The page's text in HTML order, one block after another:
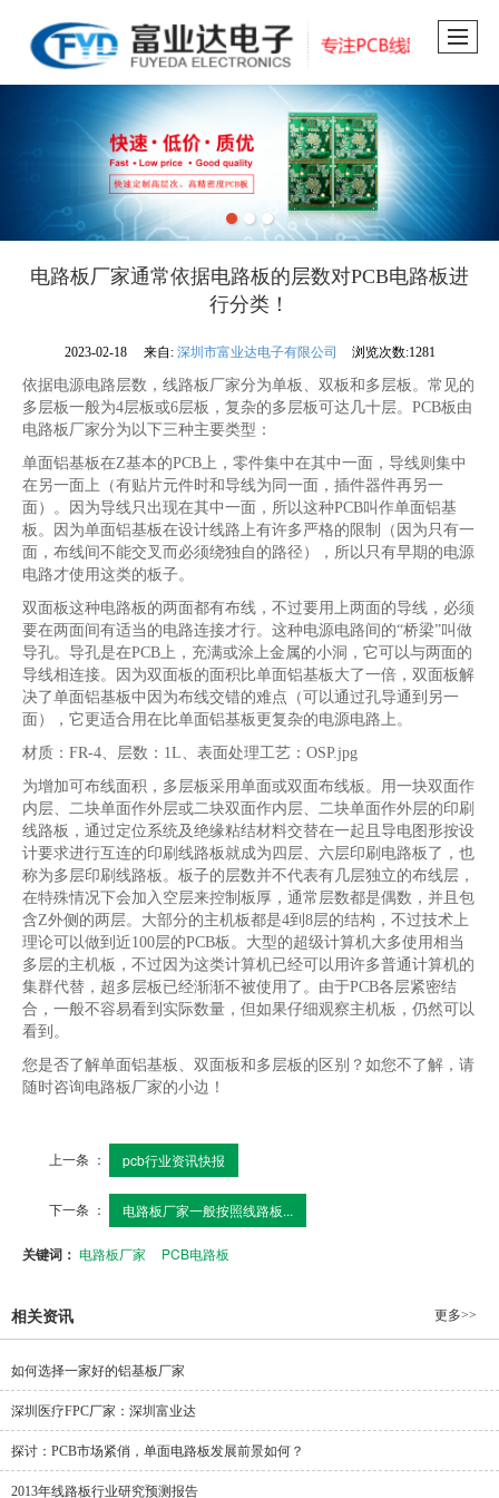
电路板厂家通常依据电路板的层数对PCB电路板进
行分类！
2023-02-18 来自: 深圳市富业达电子有限公司 浏览次数:1281
依据电源电路层数，线路板厂家分为单板、双板和多层板。常见的
多层板一般为4层板或6层板，复杂的多层板可达几十层。PCB板由
电路板厂家分为以下三种主要类型：
单面铝基板在Z基本的PCB上，零件集中在其中一面，导线则集中
在另一面上（有贴片元件时和导线为同一面，插件器件再另一
面）。因为导线只出现在其中一面，所以这种PCB叫作单面铝基
板。因为单面铝基板在设计线路上有许多严格的限制（因为只有一
面，布线间不能交叉而必须绕独自的路径），所以只有早期的电源
电路才使用这类的板子。
双面板这种电路板的两面都有布线，不过要用上两面的导线，必须
要在两面间有适当的电路连接才行。这种电源电路间的“桥梁”叫做
导孔。导孔是在PCB上，充满或涂上金属的小洞，它可以与两面的
导线相连接。因为双面板的面积比单面铝基板大了一倍，双面板解
决了单面铝基板中因为布线交错的难点（可以通过孔导通到另一
面），它更适合用在比单面铝基板更复杂的电源电路上。
材质：FR-4、层数：1L、表面处理工艺：OSP.jpg
为增加可布线面积，多层板采用单面或双面布线板。用一块双面作
内层、二块单面作外层或二块双面作内层、二块单面作外层的印刷
线路板，通过定位系统及绝缘粘结材料交替在一起且导电图形按设
计要求进行互连的印刷线路板就成为四层、六层印刷电路板了，也
称为多层印刷线路板。板子的层数并不代表有几层独立的布线层，
在特殊情况下会加入空层来控制板厚，通常层数都是偶数，并且包
含Z外侧的两层。大部分的主机板都是4到8层的结构，不过技术上
理论可以做到近100层的PCB板。大型的超级计算机大多使用相当
多层的主机板，不过因为这类计算机已经可以用许多普通计算机的
集群代替，超多层板已经渐渐不被使用了。由于PCB各层紧密结
合，一般不容易看到实际数量，但如果仔细观察主机板，仍然可以
看到。
您是否了解单面铝基板、双面板和多层板的区别？如您不了解，请
随时咨询电路板厂家的小边！
上一条 ： pcb行业资讯快报
下一条 ： 电路板厂家一般按照线路板...
关键词： 电路板厂家 PCB电路板
相关资讯 更多>>
如何选择一家好的铝基板厂家
深圳医疗FPC厂家：深圳富业达
探讨：PCB市场紧俏，单面电路板发展前景如何？
2013年线路板行业研究预测报告